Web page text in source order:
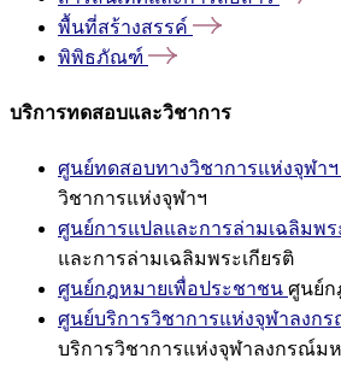
พื้นที่สร้างสรรค์
พิพิธภัณฑ์
บริการทดสอบและวิชาการ
ศูนย์ทดสอบทางวิชาการแห่งจุฬาฯ
วิชาการแห่งจุฬาฯ
ศูนย์การแปลและการล่ามเฉลิมพร
และการล่ามเฉลิมพระเกียรติ
ศูนย์กฎหมายเพื่อประชาชน ศูนย์ก
ศูนย์บริการวิชาการแห่งจุฬาลงก
บริการวิชาการแห่งจุฬาลงกรณ์ม